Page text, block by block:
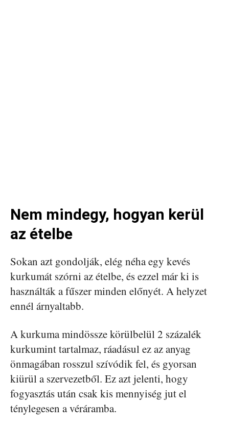
Nem mindegy, hogyan kerül
az ételbe
Sokan azt gondolják, elég néha egy kevés
kurkumát szórni az ételbe, és ezzel már ki is
használták a fűszer minden előnyét. A helyzet
ennél árnyaltabb.
A kurkuma mindössze körülbelül 2 százalék
kurkumint tartalmaz, ráadásul ez az anyag
önmagában rosszul szívódik fel, és gyorsan
kiürül a szervezetből. Ez azt jelenti, hogy
fogyasztás után csak kis mennyiség jut el
ténylegesen a véráramba.